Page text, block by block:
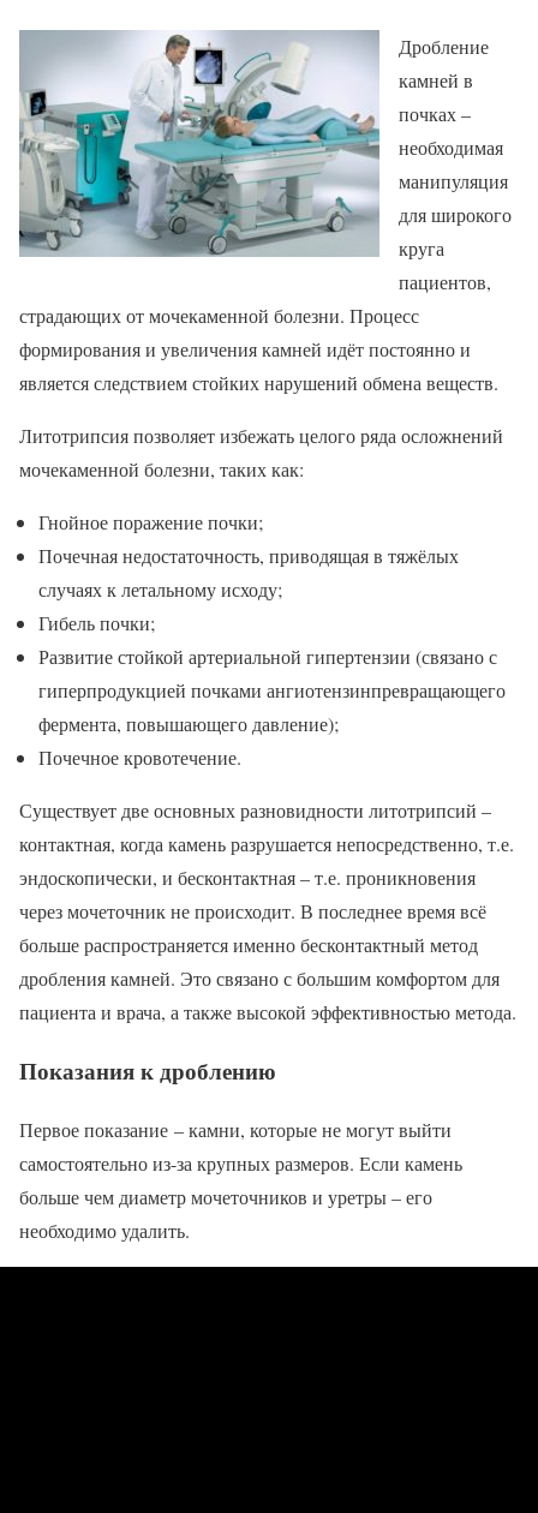
Дробление
камней в
почках –
необходимая
манипуляция
для широкого
круга
пациентов,
страдающих от мочекаменной болезни. Процесс
формирования и увеличения камней идёт постоянно и
является следствием стойких нарушений обмена веществ.
Литотрипсия позволяет избежать целого ряда осложнений
мочекаменной болезни, таких как:
Гнойное поражение почки;
Почечная недостаточность, приводящая в тяжёлых
случаях к летальному исходу;
Гибель почки;
Развитие стойкой артериальной гипертензии (связано с
гиперпродукцией почками ангиотензинпревращающего
фермента, повышающего давление);
Почечное кровотечение.
Существует две основных разновидности литотрипсий –
контактная, когда камень разрушается непосредственно, т.е.
эндоскопически, и бесконтактная – т.е. проникновения
через мочеточник не происходит. В последнее время всё
больше распространяется именно бесконтактный метод
дробления камней. Это связано с большим комфортом для
пациента и врача, а также высокой эффективностью метода.
Показания к дроблению
Первое показание – камни, которые не могут выйти
самостоятельно из-за крупных размеров. Если камень
больше чем диаметр мочеточников и уретры – его
необходимо удалить.